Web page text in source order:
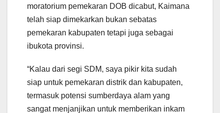
moratorium pemekaran DOB dicabut, Kaimana
telah siap dimekarkan bukan sebatas
pemekaran kabupaten tetapi juga sebagai
ibukota provinsi.
“Kalau dari segi SDM, saya pikir kita sudah
siap untuk pemekaran distrik dan kabupaten,
termasuk potensi sumberdaya alam yang
sangat menjanjikan untuk memberikan inkam